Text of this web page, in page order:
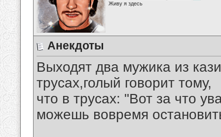
Живу я здесь
Анекдоты
Выходят два мужика из
трусах,голый говорит тому,
что в трусах: "Вот за что
можешь вовремя